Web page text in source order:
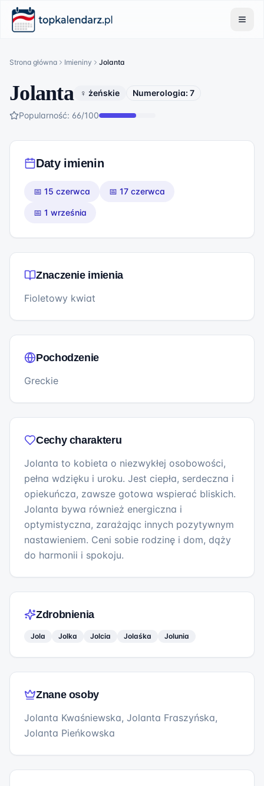
Strona główna Imieniny Jolanta
Jolanta ♀ żeńskie Numerologia: 7
Popularność: 66/100
Daty imienin
📅 15 czerwca 📅 17 czerwca
📅 1 września
Znaczenie imienia
Fioletowy kwiat
Pochodzenie
Greckie
Cechy charakteru
Jolanta to kobieta o niezwykłej osobowości,
pełna wdzięku i uroku. Jest ciepła, serdeczna i
opiekuńcza, zawsze gotowa wspierać bliskich.
Jolanta bywa również energiczna i
optymistyczna, zarażając innych pozytywnym
nastawieniem. Ceni sobie rodzinę i dom, dąży
do harmonii i spokoju.
Zdrobnienia
Jola Jolka Jolcia Jolaśka Jolunia
Znane osoby
Jolanta Kwaśniewska, Jolanta Fraszyńska,
Jolanta Pieńkowska